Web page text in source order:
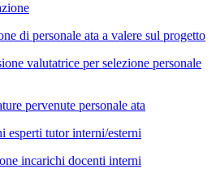
di personale ata a valere sul progetto
valutatrice per selezione personale
pervenute personale ata
esperti tutor interni/esterni
incarichi docenti interni